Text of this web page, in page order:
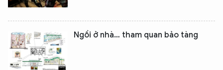
Ngồi ở nhà… tham quan bảo tàng